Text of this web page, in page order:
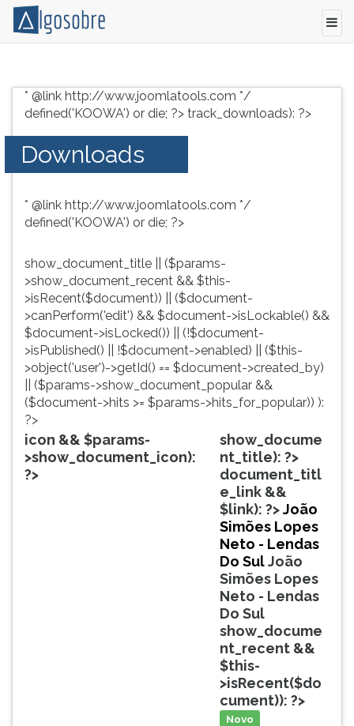
grátis
vestibular,
enem
concursos.
resumos
livros,
biografias,
profissões,
simulados
comentados.
Acessibilidade
leitor
TAB
depois
F
para
ouvir
conteúdo
principal
pular
essa
leitura
pressione
depois
pausar
* @link http://www.joomlatools.com */
defined('KOOWA') or die; ?> track_downloads): ?>
Downloads
* @link http://www.joomlatools.com */
defined('KOOWA') or die; ?>
show_document_title || ($params-
>show_document_recent && $this-
>isRecent($document)) || ($document-
>canPerform('edit') && $document->isLockable() &&
$document->isLocked()) || (!$document-
>isPublished() || !$document->enabled) || ($this-
>object('user')->getId() == $document->created_by)
|| ($params->show_document_popular &&
($document->hits >= $params->hits_for_popular)) ):
?>
icon && $params-
>show_document_icon):
?>
show_docume
nt_title): ?>
document_titl
e_link &&
$link): ?>João
Simões Lopes
Neto - Lendas
Do SulJoão
Simões Lopes
Neto - Lendas
Do Sul
show_docume
nt_recent &&
$this-
>isRecent($do
cument)): ?>
Novo